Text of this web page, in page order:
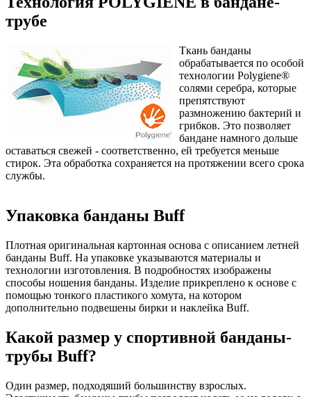
трубе
Ткань банданы
обрабатывается по особой
технологии Polygiene®
солями серебра, которые
препятствуют
размножению бактерий и
грибков. Это позволяет
бандане намного дольше
оставаться свежей - соответственно, ей требуется меньше
стирок. Эта обработка сохраняется на протяжении всего срока
службы.
Упаковка банданы Buff
Плотная оригинальная картонная основа с описанием летней
банданы Buff. На упаковке указываются материалы и
технологии изготовления. В подробностях изображены
способы ношения банданы. Изделие прикреплено к основе с
помощью тонкого пластикого хомута, на котором
дополнительно подвешены бирки и наклейка Buff.
Какой размер у спортивной банданы-
трубы Buff?
Один размер, подходяший большинству взрослых.